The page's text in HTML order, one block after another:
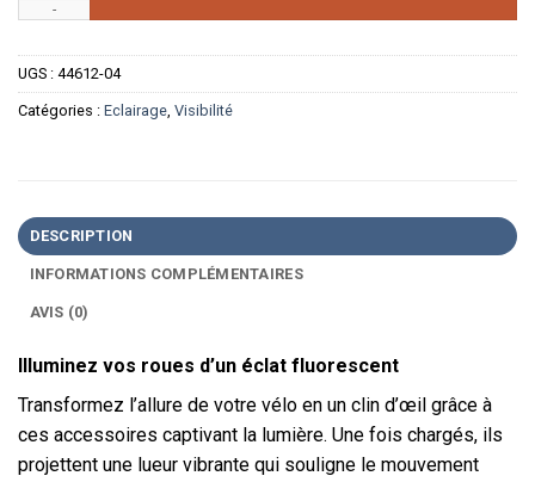
UGS : 44612-04
Catégories : Eclairage, Visibilité
DESCRIPTION
INFORMATIONS COMPLÉMENTAIRES
AVIS (0)
Illuminez vos roues d’un éclat fluorescent
Transformez l’allure de votre vélo en un clin d’œil grâce à
ces accessoires captivant la lumière. Une fois chargés, ils
projettent une lueur vibrante qui souligne le mouvement